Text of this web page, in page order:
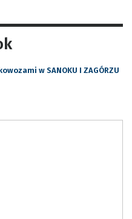
w SANOKU I ZAGÓRZU